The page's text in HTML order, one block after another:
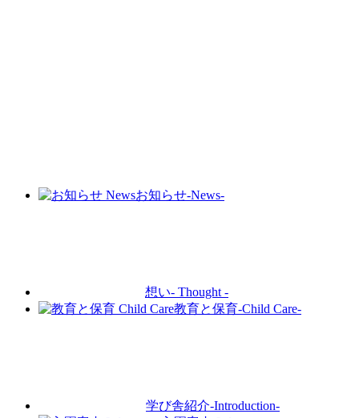
お知らせ-News-
想い- Thought -
教育と保育-Child Care-
学び舎紹介-Introduction-